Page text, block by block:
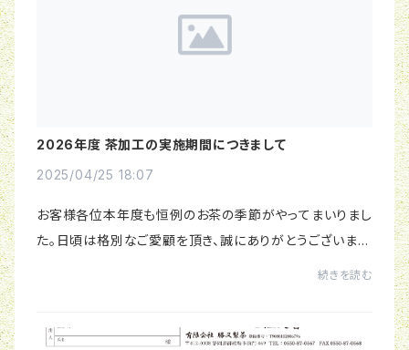
2026年度 茶加工の実施期間につきまして
2025/04/25 18:07
お客様各位本年度も恒例のお茶の季節がやってまいりまし
た。日頃は格別なご愛顧を頂き、誠にありがとうございま
続きを読む